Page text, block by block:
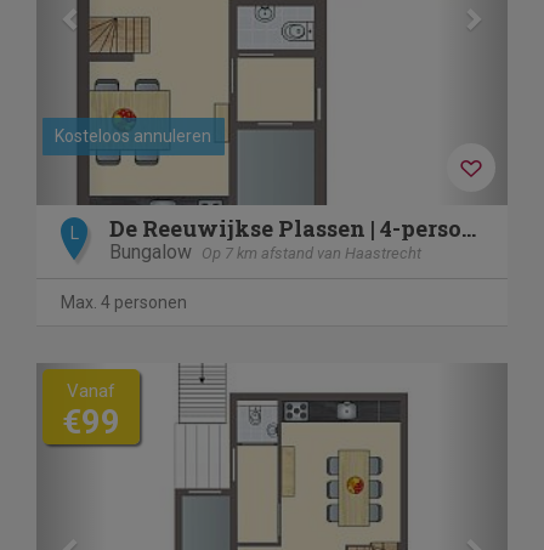
Kosteloos annuleren
L De Reeuwijkse Plassen | 4-persoons waterwoning | 4C2
Bungalow Op 7 km afstand van Haastrecht
Max. 4 personen
Previous
Vanaf
€99